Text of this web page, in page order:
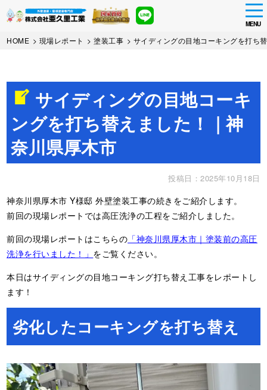
Skip
MENU
HOME > 現場レポート >塗装工事 > サイディングの目地コーキングを打ち
サイディングの目地コーキ
ングを打ち替えました！｜神
奈川県厚木市
投稿日：2025年10月18日
神奈川県厚木市 Y様邸 外壁塗装工事の続きをご紹介します。
前回の現場レポートでは高圧洗浄の工程をご紹介しました。
前回の現場レポートはこちらの 「神奈川県厚木市｜塗装前の高圧
洗浄を行いました！」 をご覧ください。
本日はサイディングの目地コーキング打ち替え工事をレポートし
ます！
劣化したコーキングを打ち替え